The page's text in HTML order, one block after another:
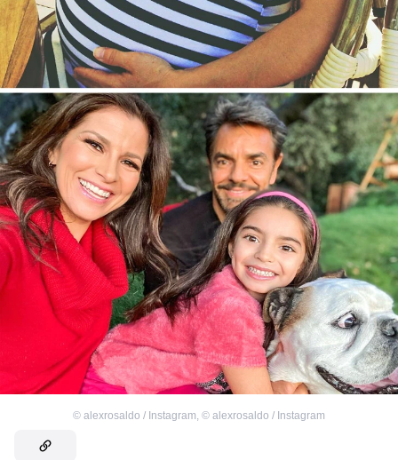
© alexrosaldo / Instagram © alexrosaldo / Instagram